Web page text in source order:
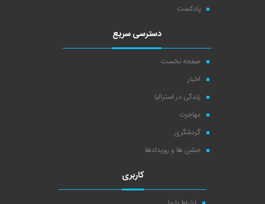
پادکست
دسترسی سریع
صفحه نخست
اخبار
زندگی در استرالیا
مهاجرت
گردشگری
جشن ها و رویدادها
کاربری